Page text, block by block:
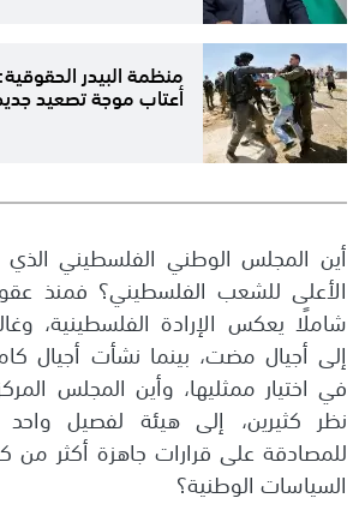
منظمة البيدر
أعتاب موجة تصعيد
أين المجلس الوطني الفلسطيني الذي
الأعلى للشعب الفلسطيني؟ فمنذ
شاملًا يعكس الإرادة الفلسطينية،
إلى أجيال مضت، بينما نشأت أجيال
في اختيار ممثليها، وأين المجلس
نظر كثيرين، إلى هيئة لفصيل واحد
للمصادقة على قرارات جاهزة أكثر
السياسات الوطنية؟